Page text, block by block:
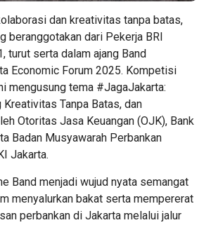
dan kreativitas tanpa batas,
beranggotakan dari Pekerja BRI
turut serta dalam ajang Band
Economic Forum 2025. Kompetisi
mengusung tema #JagaJakarta:
Tanpa Batas, dan
Otoritas Jasa Keuangan (OJK), Bank
Badan Musyawarah Perbankan
Jakarta.
Band menjadi wujud nyata semangat
menyalurkan bakat serta mempererat
perbankan di Jakarta melalui jalur